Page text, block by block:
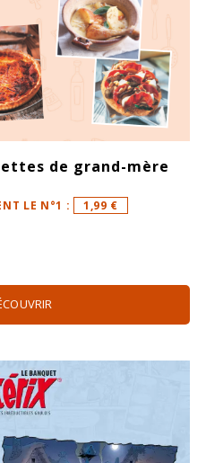
de grand-mère
LE N°1 : 1,99 €